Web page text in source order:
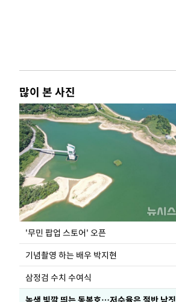
많이 본 사진
'무민 팝업 스토어' 오픈
기념촬영 하는 배우 박지현
삼정검 수치 수여식
녹색 빛깔 띄는 동복호…저수율은 절반 남짓